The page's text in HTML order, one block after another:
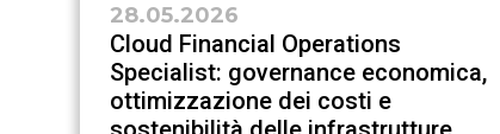
28.05.2026
Cloud Financial Operations
Specialist: governance economica,
ottimizzazione dei costi e